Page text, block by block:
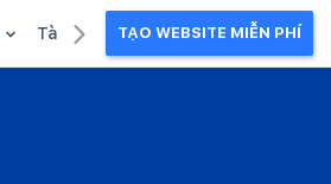
Tài liệu kinh doanhTẠO WEBSITE MIỄN PHÍ